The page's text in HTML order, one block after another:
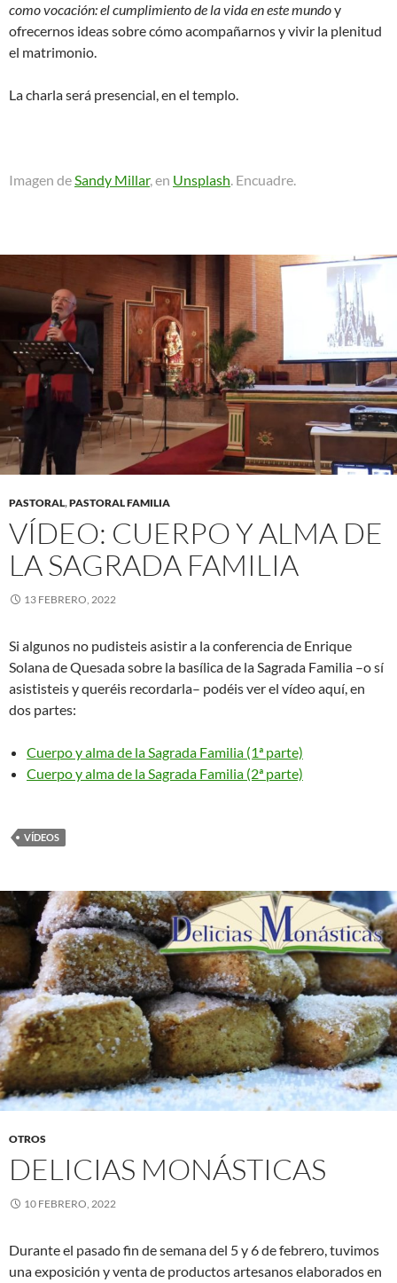
como vocación: el cumplimiento de la vida en este mundoy
ofrecernos ideas sobre cómo acompañarnos y vivir la plenitud
el matrimonio.
La charla será presencial, en el templo.
Imagen deSandy Millar, en Unsplash. Encuadre.
PASTORAL,PASTORAL FAMILIA
VÍDEO: CUERPO Y ALMA DE
LA SAGRADA FAMILIA
13 FEBRERO, 2022
Si algunos no pudisteis asistir a la conferencia de Enrique
Solana de Quesada sobre la basílica de la Sagrada Familia –o sí
asististeis y queréis recordarla– podéis ver el vídeo aquí, en
dos partes:
Cuerpo y alma de la Sagrada Familia (1ª parte)
Cuerpo y alma de la Sagrada Familia (2ª parte)
VÍDEOS
OTROS
DELICIAS MONÁSTICAS
10 FEBRERO, 2022
Durante el pasado fin de semana del 5 y 6 de febrero, tuvimos
una exposición y venta de productos artesanos elaborados en